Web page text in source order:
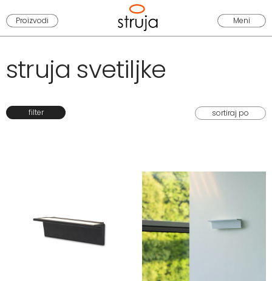
Proizvodi Meni
struja svetiljke
filter